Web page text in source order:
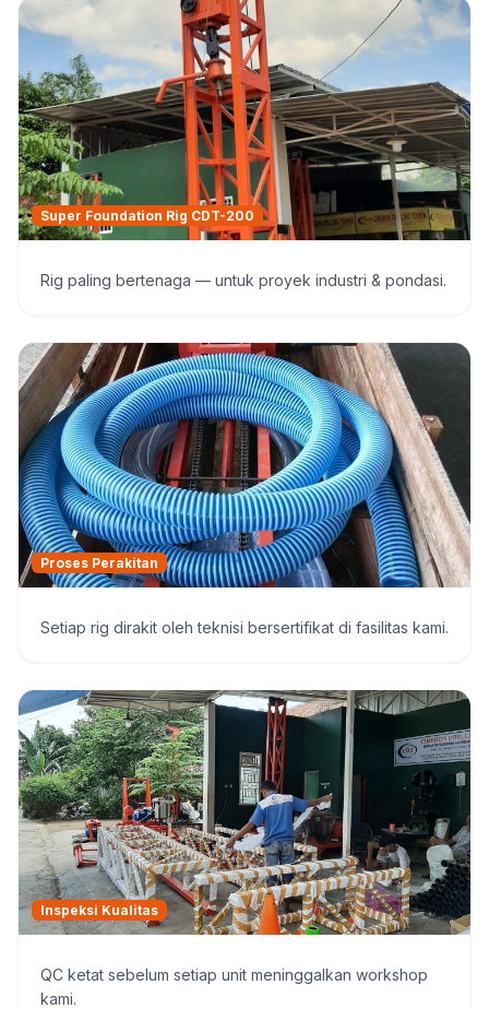
Super Foundation Rig CDT-200
Rig paling bertenaga — untuk proyek industri & pondasi.
Proses Perakitan
Setiap rig dirakit oleh teknisi bersertifikat di fasilitas kami.
Inspeksi Kualitas
QC ketat sebelum setiap unit meninggalkan workshop
kami.